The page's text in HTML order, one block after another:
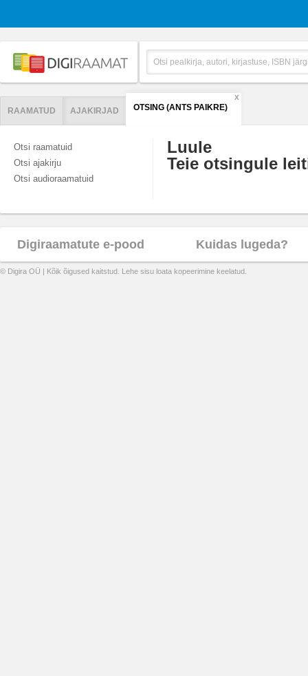
RAAMATUD AJAKIRJAD OTSING (ANTS PAIKRE)
X
Otsi raamatuid
Otsi ajakirju
Otsi audioraamatuid
Luule
Teie otsingule
Digiraamatute e-pood Kuidas lugeda?
© Digira OÜ | Kõik õigused kaitstud. Lehe sisu loata kopeerimine keelatud.